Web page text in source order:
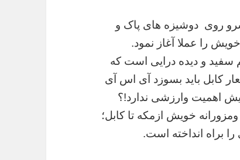
روی دوشیزه های پاک و
را عملا آغاز نمود.
و دیده درایی است که
کابل باید بسوزد آی اس آی
اهمیت وارزشی ندارد!؟
خویش ازمکه تا کابل؛
براه انداخته است.